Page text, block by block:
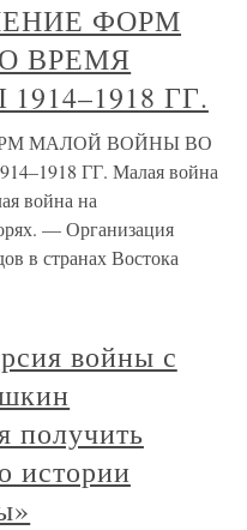
ФОРМ
ВРЕМЯ
ГГ.
МАЛОЙ ВОЙНЫ ВО
ГГ. Малая война
война на
— Организация
в странах Востока
войны с
получить
истории